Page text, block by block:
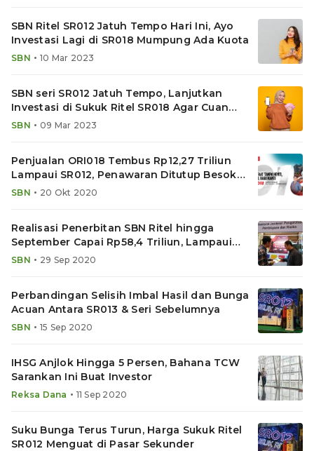
SBN Ritel SR012 Jatuh Tempo Hari Ini, Ayo
Investasi Lagi di SR018 Mumpung Ada Kuota
SBN • 10 Mar 2023
SBN seri SR012 Jatuh Tempo, Lanjutkan
Investasi di Sukuk Ritel SR018 Agar Cuan
Maksimal
SBN • 09 Mar 2023
Penjualan ORI018 Tembus Rp12,27 Triliun
Lampaui SR012, Penawaran Ditutup Besok
Pagi
SBN • 20 Okt 2020
Realisasi Penerbitan SBN Ritel hingga
September Capai Rp58,4 Triliun, Lampaui
2019
SBN • 29 Sep 2020
Perbandingan Selisih Imbal Hasil dan Bunga
Acuan Antara SR013 & Seri Sebelumnya
SBN • 15 Sep 2020
IHSG Anjlok Hingga 5 Persen, Bahana TCW
Sarankan Ini Buat Investor
Reksa Dana • 11 Sep 2020
Suku Bunga Terus Turun, Harga Sukuk Ritel
SR012 Menguat di Pasar Sekunder